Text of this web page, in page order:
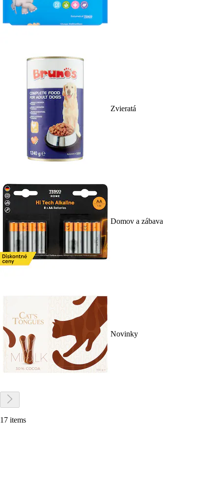
Zvieratá
Domov a zábava
Novinky
17 items